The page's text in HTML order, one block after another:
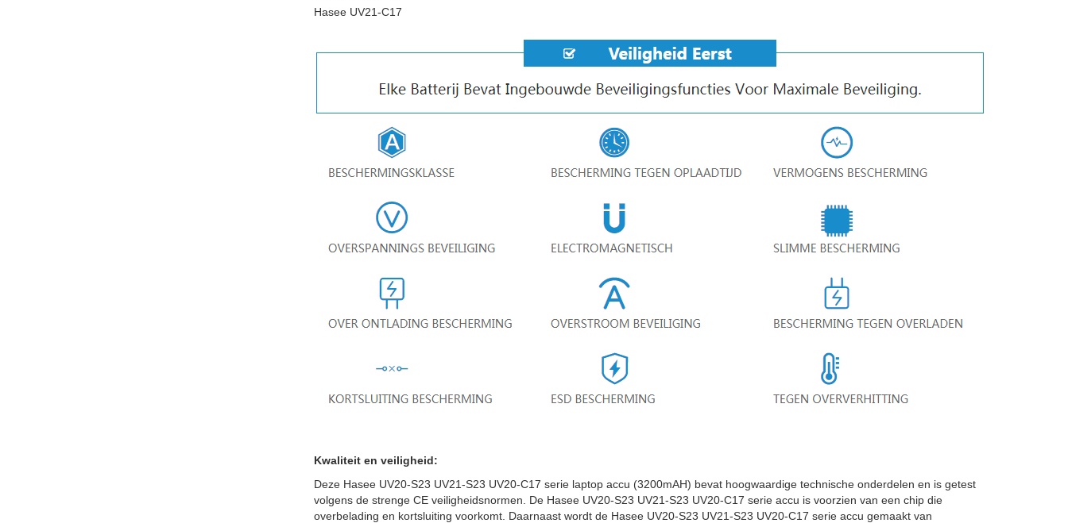
Hasee UV21-C17
Kwaliteit en veiligheid:
Deze Hasee UV20-S23 UV21-S23 UV20-C17 serie laptop accu (3200mAH) bevat hoogwaardige technische onderdelen en is getest
volgens de strenge CE veiligheidsnormen. De Hasee UV20-S23 UV21-S23 UV20-C17 serie accu is voorzien van een chip die
overbelading en kortsluiting voorkomt. Daarnaast wordt de Hasee UV20-S23 UV21-S23 UV20-C17 serie accu gemaakt van